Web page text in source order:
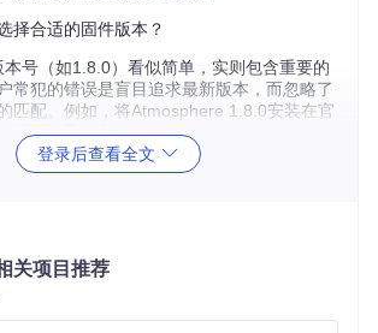
择合适的固件版本？
号（如1.8.0）看似简单，实则包含重要的
常犯的错误是盲目追求最新版本，而忽略了
匹配。例如，将Atmosphere 1.8.0安装在官
就可能导致启动失败。
保升级过程万无一失？
配等问题，都可能在升级过程中发生。
登录后查看全文
关项目推荐